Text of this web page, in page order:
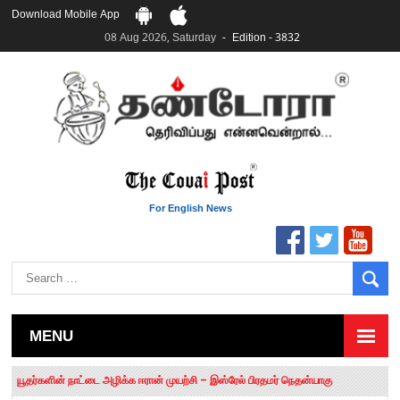
Download Mobile App
08 Aug 2026, Saturday
Edition - 3832
For English News
MENU
தமிழக சட்டப்பேரவையில் காலியிடங்கள் 6 ஆக உயர்வு
யூதர்களின் நாட்டை அழிக்க ஈரான் முயற்சி – இஸ்ரேல் பிரதமர் நெதன்யாகு
“மக்களால் நிராகரிக்கப்பட்டவர் ஸ்டாலின்!” – செங்கோட்டையன்